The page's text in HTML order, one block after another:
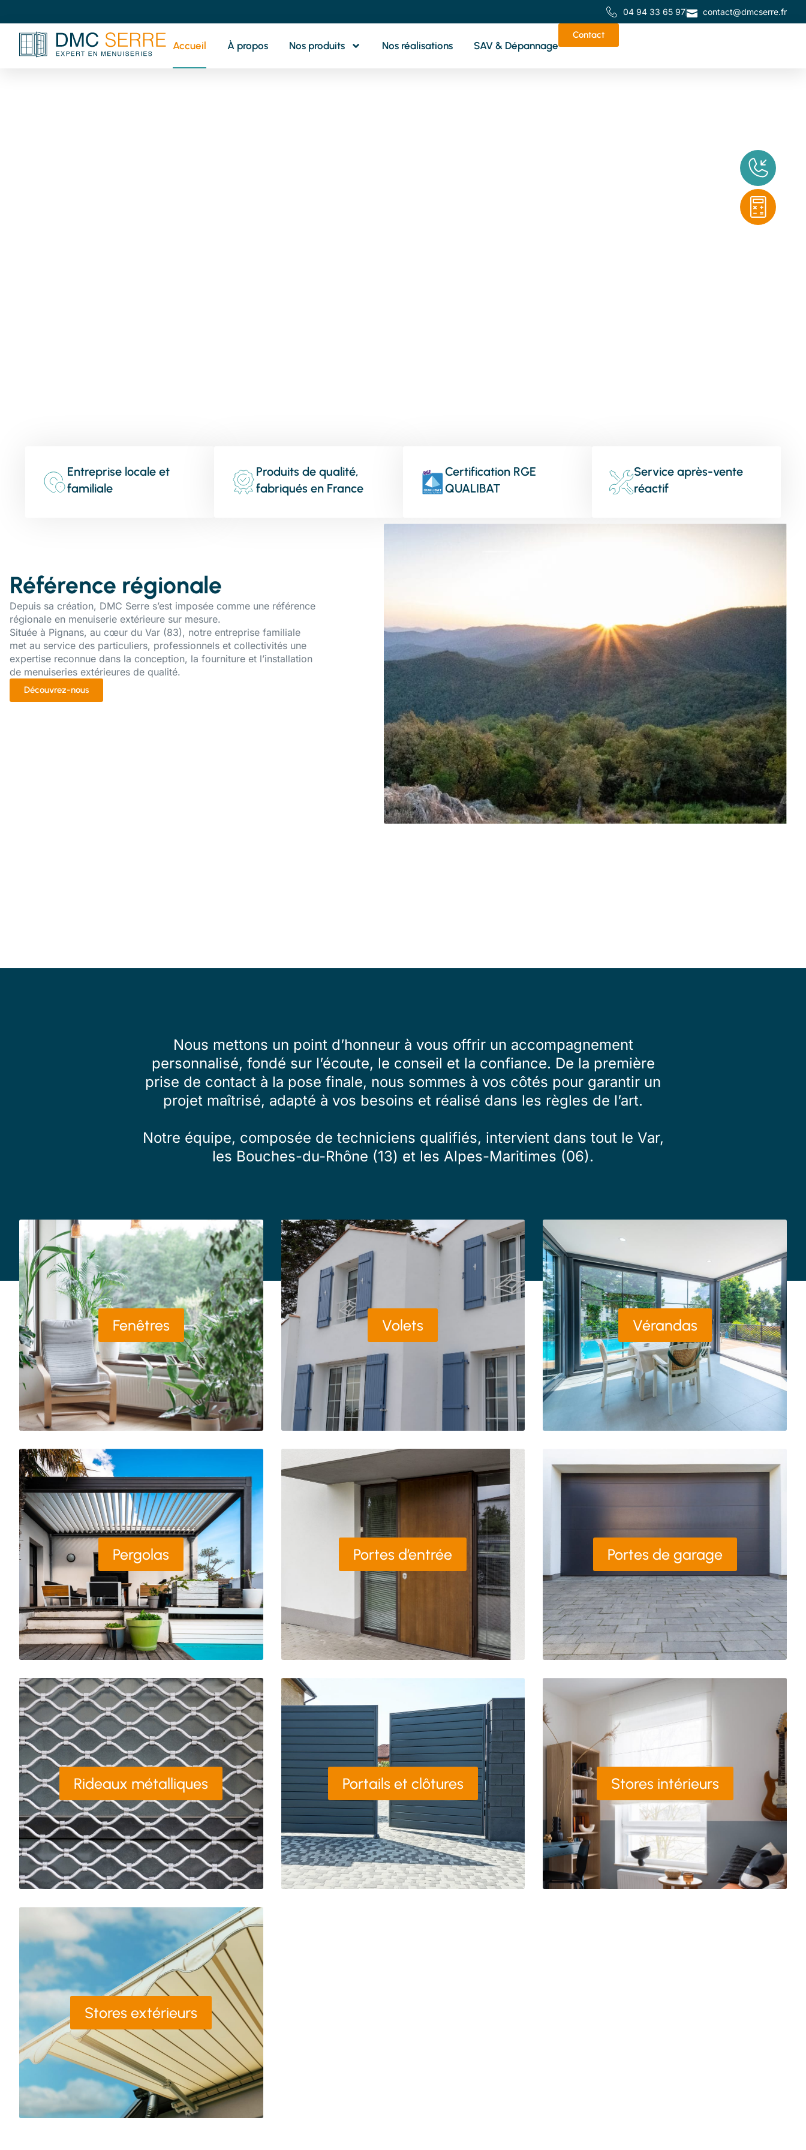
04 94 33 65 97 contact@dmcserre.fr
Accueil À propos Nos produits Nos réalisations SAV & Dépannage
Contact
Entreprise locale et
familiale
Produits de qualité,
fabriqués en France
Certification RGE
QUALIBAT
Service après-vente
réactif
Référence régionale
Depuis sa création, DMC Serre s’est imposée comme une référence
régionale en menuiserie extérieure sur mesure.
Située à Pignans, au cœur du Var (83), notre entreprise familiale
met au service des particuliers, professionnels et collectivités une
expertise reconnue dans la conception, la fourniture et l’installation
de menuiseries extérieures de qualité.
Découvrez-nous
Nous mettons un point d’honneur à vous offrir un accompagnement
personnalisé, fondé sur l’écoute, le conseil et la confiance. De la première
prise de contact à la pose finale, nous sommes à vos côtés pour garantir un
projet maîtrisé, adapté à vos besoins et réalisé dans les règles de l’art.
Notre équipe, composée de techniciens qualifiés, intervient dans tout le Var,
les Bouches-du-Rhône (13) et les Alpes-Maritimes (06).
Fenêtres Volets Vérandas
Pergolas Portes d’entrée Portes de garage
Rideaux métalliques Portails et clôtures Stores intérieurs
Stores extérieurs